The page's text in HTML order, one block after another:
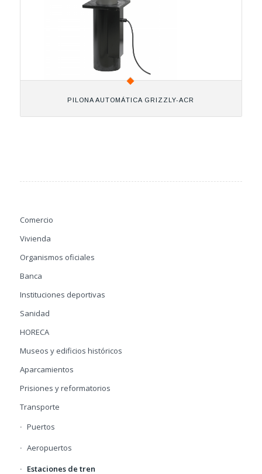
PILONA AUTOMÁTICA GRIZZLY-ACR
Comercio
Vivienda
Organismos oficiales
Banca
Instituciones deportivas
Sanidad
HORECA
Museos y edificios históricos
Aparcamientos
Prisiones y reformatorios
Transporte
Puertos
Aeropuertos
Estaciones de tren